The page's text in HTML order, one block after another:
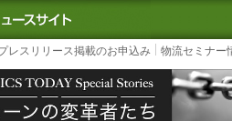
｜国内最大の物流ニュースサイト
3PL,
レスリリース掲載のお申込み 物流セミナー